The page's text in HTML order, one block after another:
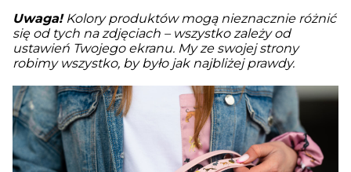
Uwaga!Kolory produktów mogą nieznacznie różnić
się od tych na zdjęciach – wszystko zależy od
ustawień Twojego ekranu. My ze swojej strony
robimy wszystko, by było jak najbliżej prawdy.